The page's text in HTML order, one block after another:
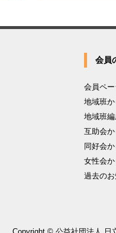
会員
会員ペ
地域班
地域班
互助会
同好会
女性会
過去の